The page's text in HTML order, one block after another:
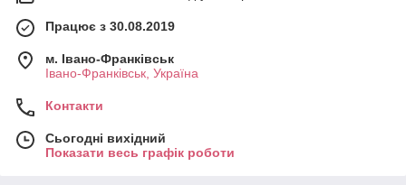
Працює з 30.08.2019
м. Івано-Франківськ
Івано-Франківськ, Україна
Контакти
Сьогодні вихідний
Показати весь графік роботи